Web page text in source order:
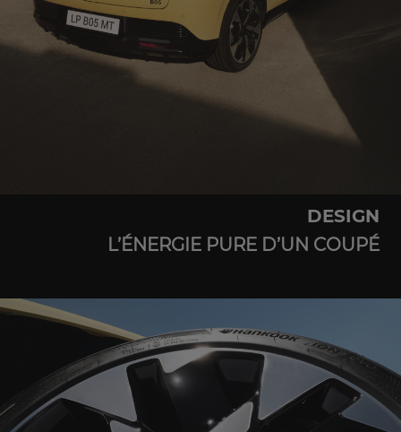
DESIGN
L’ÉNERGIE PURE D’UN COUPÉ